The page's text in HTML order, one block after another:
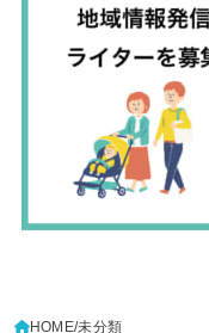
HOME 未分類